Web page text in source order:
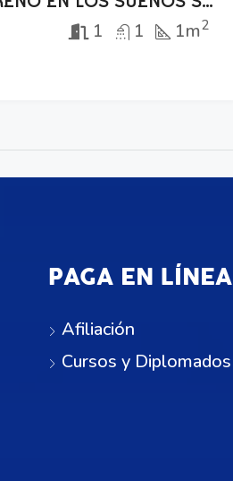
1 1 1m2
PAGA EN LÍNEA
Afiliación
Cursos y Diplomados